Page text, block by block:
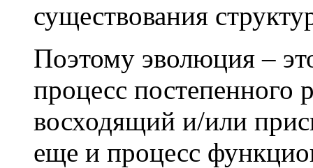
существования
Поэтому эволюция –
процесс постепенного
восходящий и/или
еще и процесс